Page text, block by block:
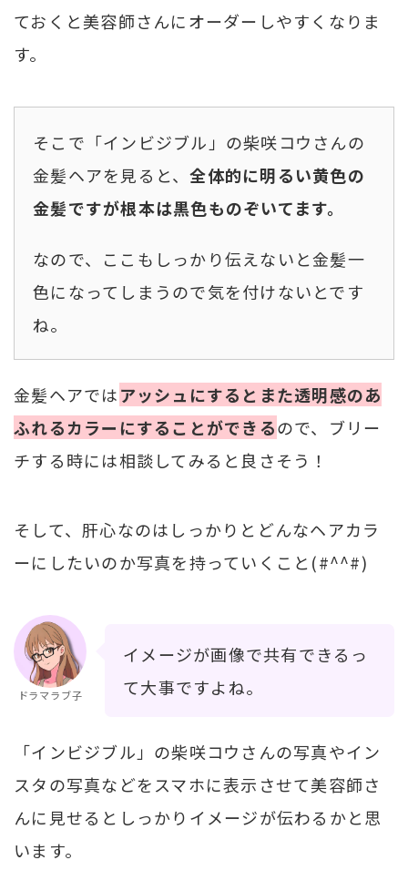
ておくと美容師さんにオーダーしやすくなりま
す。
そこで「インビジブル」の柴咲コウさんの
金髪ヘアを見ると、全体的に明るい黄色の
金髪ですが根本は黒色ものぞいてます。
なので、ここもしっかり伝えないと金髪一
色になってしまうので気を付けないとです
ね。
金髪ヘアではアッシュにするとまた透明感のあ
ふれるカラーにすることができるので、ブリー
チする時には相談してみると良さそう！
そして、肝心なのはしっかりとどんなヘアカラ
ーにしたいのか写真を持っていくこと(#^^#)
ドラマラブ子
イメージが画像で共有できるっ
て大事ですよね。
「インビジブル」の柴咲コウさんの写真やイン
スタの写真などをスマホに表示させて美容師さ
んに見せるとしっかりイメージが伝わるかと思
います。